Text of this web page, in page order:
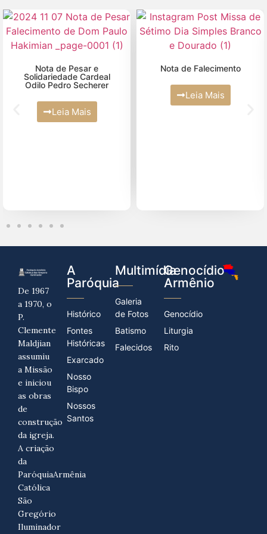
Abril (6)
Fevereiro (2)
Julho (2)
Junho (5)
Maio (4)
Abril (10)
Março (2)
Nota de Pesar e
Solidariedade Cardeal
Odilo Pedro Secherer
Leia Mais
Nota de Falecimento
Leia Mais
De 1967
a 1970, o
P.
Clemente
Maldjian
assumiu
a Missão
e iniciou
as obras
de
construção
da igreja.
A criação
da
ParóquiaArmênia
Católica
São
Gregório
Iluminador
A
Paróquia
Histórico
Fontes
Históricas
Exarcado
Nosso
Bispo
Nossos
Santos
Multimídia
Galeria
de Fotos
Batismo
Falecidos
Genocídio
Armênio
Genocídio
Liturgia
Rito